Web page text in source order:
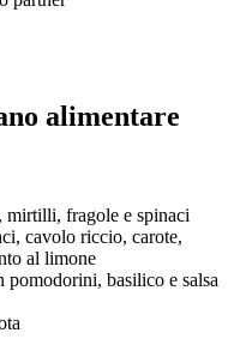
alimentare
mirtilli, fragole e spinaci
cavolo riccio, carote,
al limone
pomodorini, basilico e salsa